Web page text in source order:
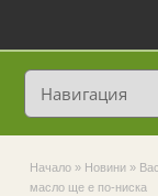
Начало » Новини »
масло ще е по-ниска